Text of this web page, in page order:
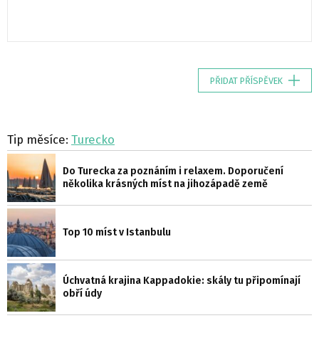
PŘIDAT PŘÍSPĚVEK
Tip měsíce: Turecko
Do Turecka za poznáním i relaxem. Doporučení
několika krásných míst na jihozápadě země
Top 10 míst v Istanbulu
Úchvatná krajina Kappadokie: skály tu připomínají
obří údy